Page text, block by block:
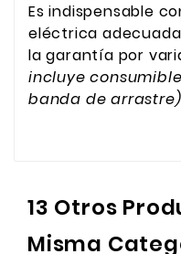
Es indispensable
eléctrica
la garantía por
incluye
banda de
13 Otros
Misma